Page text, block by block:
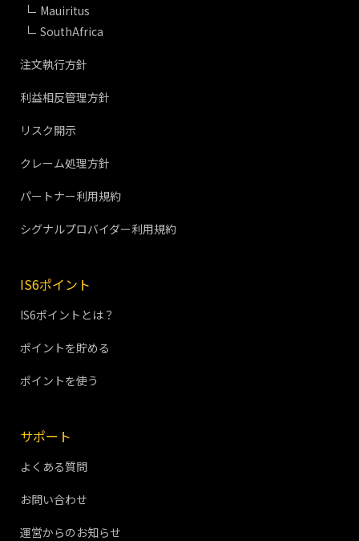
Mauiritus
SouthAfrica
注文執行方針
利益相反管理方針
リスク開示
クレーム処理方針
パートナー利用規約
シグナルプロバイダー利用規約
IS6ポイント
IS6ポイントとは？
ポイントを貯める
ポイントを使う
サポート
よくある質問
お問い合わせ
運営からのお知らせ